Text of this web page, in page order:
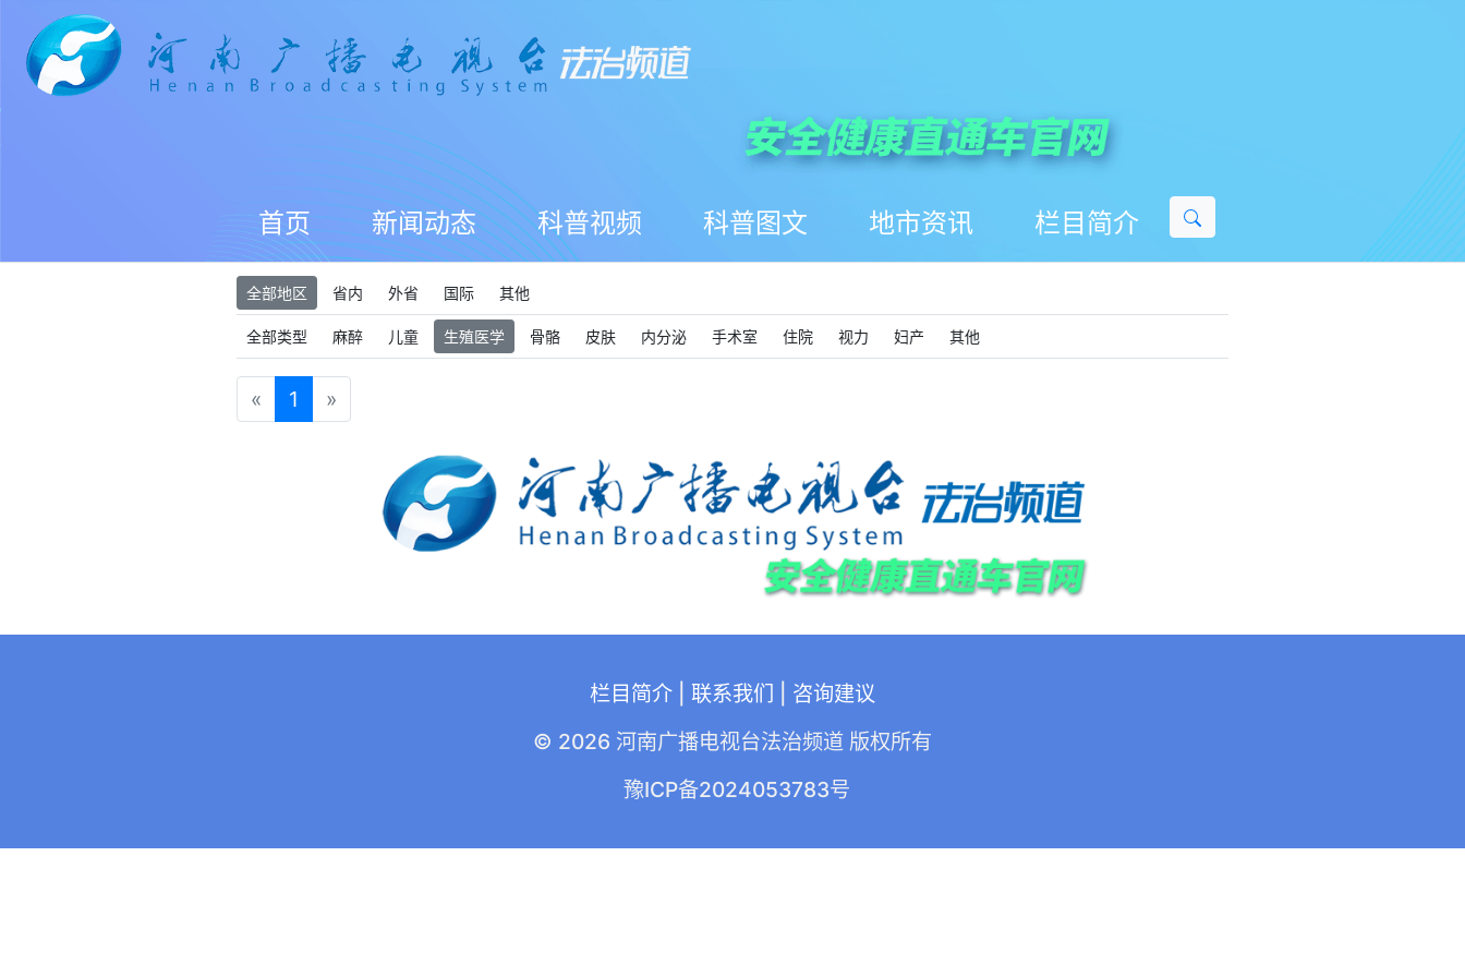
首页 新闻动态 科普视频 科普图文 地市资讯 栏目简介
全部地区 省内 外省 国际 其他
全部类型 麻醉 儿童 生殖医学 骨骼 皮肤 内分泌 手术室 住院 视力 妇产 其他
« 1 »
栏目简介 联系我们
咨询建议
© 2026 河南广播电视台法治频道 版权所有
豫ICP备2024053783号